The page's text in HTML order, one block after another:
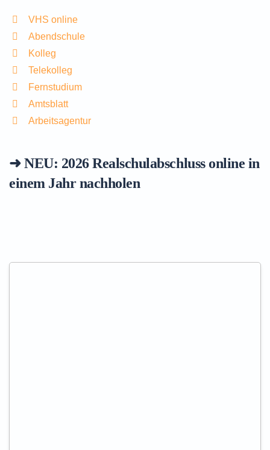
VHS online
Abendschule
Kolleg
Telekolleg
Fernstudium
Amtsblatt
Arbeitsagentur
➜ NEU: 2026Realschulabschluss online in
einem Jahr nachholen